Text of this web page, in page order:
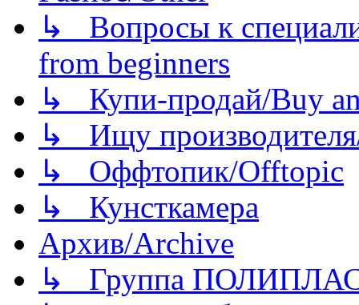
↳ Вопросы к
from beginners
↳ Купи-продай/Buy
↳ Ищу
↳ Оффтопик/Offtopic
↳ Кунсткамера
Архив/Archive
↳ Группа